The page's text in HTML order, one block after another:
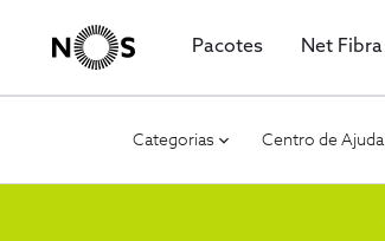
Pacotes Net Fibra
Categorias Centro de Ajuda